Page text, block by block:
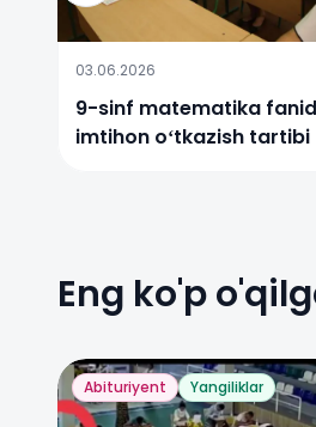
03.06.2026
9-sinf matematika
imtihon oʻtkazish tartibi
Eng ko'p
Abituriyent Yangiliklar